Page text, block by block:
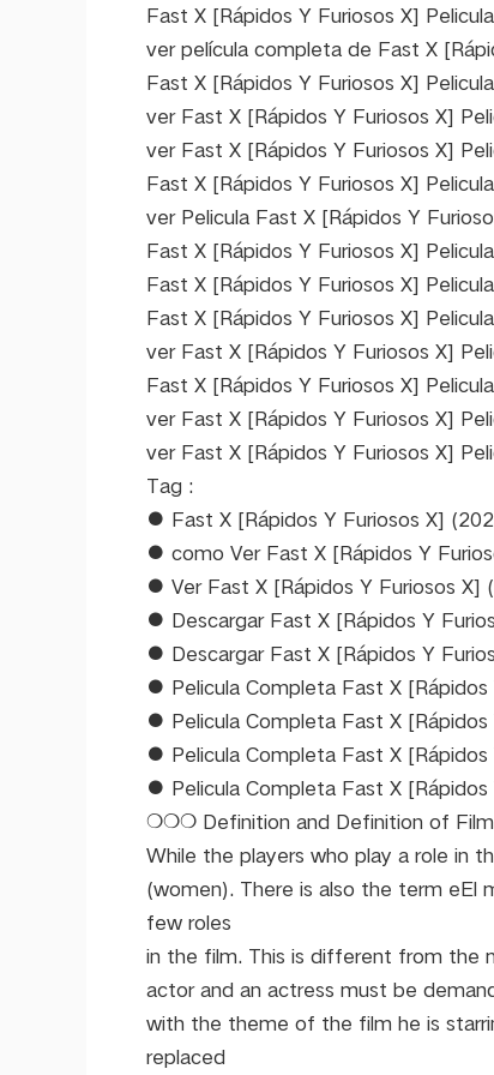
Fast X [Rápidos Y Furiosos X]
ver película completa de Fast X
Fast X [Rápidos Y Furiosos X]
ver Fast X [Rápidos Y Furiosos X]
ver Fast X [Rápidos Y Furiosos X]
Fast X [Rápidos Y Furiosos X]
ver Pelicula Fast X [Rápidos Y
Fast X [Rápidos Y Furiosos X]
Fast X [Rápidos Y Furiosos X]
Fast X [Rápidos Y Furiosos X]
ver Fast X [Rápidos Y Furiosos X]
Fast X [Rápidos Y Furiosos X]
ver Fast X [Rápidos Y Furiosos X]
ver Fast X [Rápidos Y Furiosos X]
Tag :
● Fast X [Rápidos Y Furiosos X]
● como Ver Fast X [Rápidos Y
● Ver Fast X [Rápidos Y Furiosos X]
● Descargar Fast X [Rápidos Y
● Descargar Fast X [Rápidos Y
● Pelicula Completa Fast X
● Pelicula Completa Fast X
● Pelicula Completa Fast X
● Pelicula Completa Fast X
❍❍❍ Definition and Definition of
While the players who play a role in
(women). There is also the term eEl
few roles
in the film. This is different from the
actor and an actress must be
with the theme of the film he is
replaced